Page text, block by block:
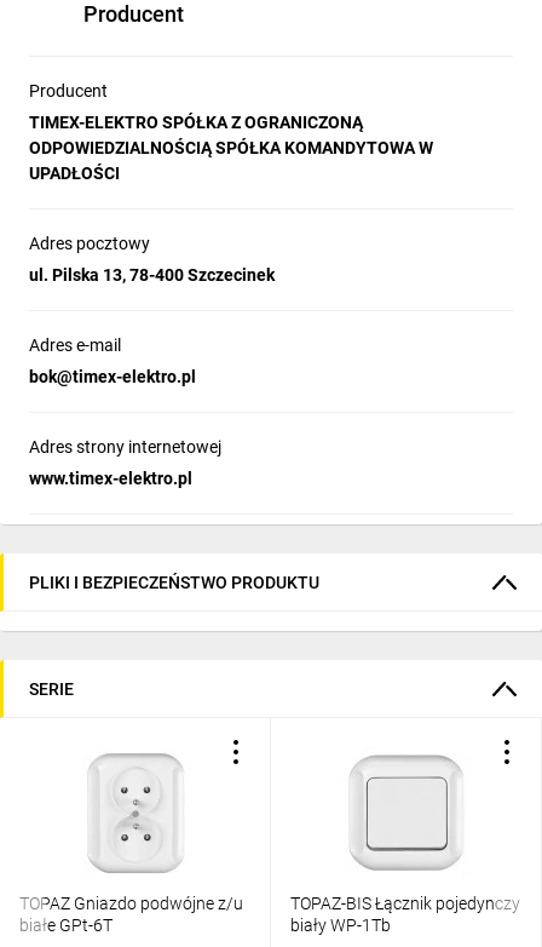
Producent
Producent
TIMEX-ELEKTRO SPÓŁKA Z OGRANICZONĄ
ODPOWIEDZIALNOŚCIĄ SPÓŁKA KOMANDYTOWA W
UPADŁOŚCI
Adres pocztowy
ul. Pilska 13, 78-400 Szczecinek
Adres e-mail
bok@timex-elektro.pl
Adres strony internetowej
www.timex-elektro.pl
PLIKI I BEZPIECZEŃSTWO PRODUKTU
SERIE
TOPAZ Gniazdo podwójne z/u
białe GPt-6T
TOPAZ-BIS Łącznik pojedynczy
biały WP-1Tb